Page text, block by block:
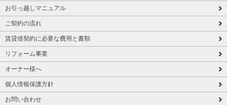
お引っ越しマニュアル
ご契約の流れ
賃貸借契約に必要な費用と書類
リフォーム事業
オーナー様へ
個人情報保護方針
お問い合わせ